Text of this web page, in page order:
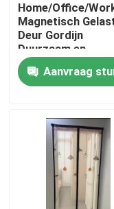
Thuis
Producten
Over ons
Kwaliteitscontrole
Home/Office/
Magnetisch
Deur Gordijn
Duurzaam en
Gemakkelijk
Magneten
Aanvraag